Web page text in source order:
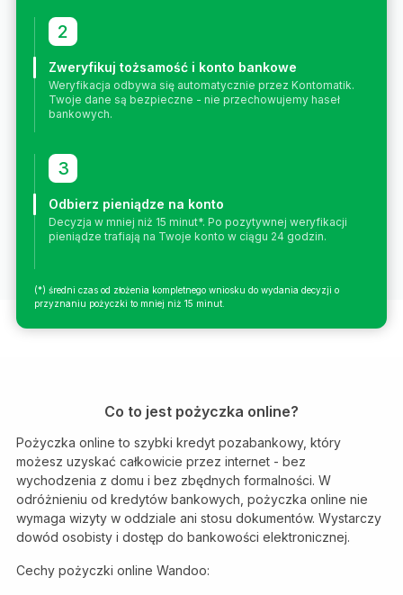
2
Zweryfikuj tożsamość i konto bankowe
Weryfikacja odbywa się automatycznie przez Kontomatik.
Twoje dane są bezpieczne - nie przechowujemy haseł
bankowych.
3
Odbierz pieniądze na konto
Decyzja w mniej niż 15 minut*. Po pozytywnej weryfikacji
pieniądze trafiają na Twoje konto w ciągu 24 godzin.
(*) średni czas od złożenia kompletnego wniosku do wydania decyzji o
przyznaniu pożyczki to mniej niż 15 minut.
Co to jest pożyczka online?
Pożyczka online to szybki kredyt pozabankowy, który
możesz uzyskać całkowicie przez internet - bez
wychodzenia z domu i bez zbędnych formalności. W
odróżnieniu od kredytów bankowych, pożyczka online nie
wymaga wizyty w oddziale ani stosu dokumentów. Wystarczy
dowód osobisty i dostęp do bankowości elektronicznej.
Cechy pożyczki online Wandoo: